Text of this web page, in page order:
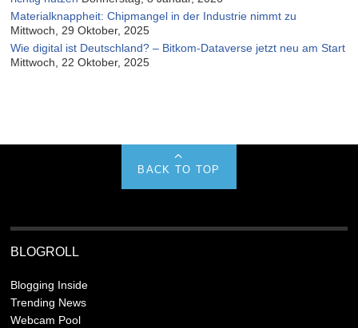
Materialknappheit: Chipmangel in der Industrie nimmt zu
Mittwoch, 29 Oktober, 2025
Wie digital ist Deutschland? – Bitkom-Dataverse jetzt neu am Start
Mittwoch, 22 Oktober, 2025
BACK TO TOP
BLOGROLL
Blogging Inside
Trending News
Webcam Pool